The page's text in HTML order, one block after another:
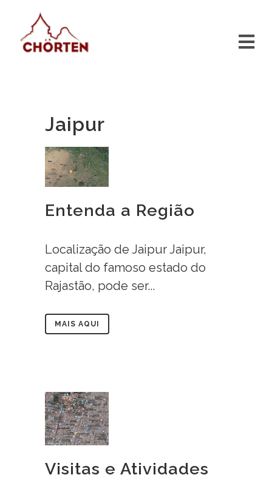
Jaipur
Entenda a Região
Localização de Jaipur Jaipur,
capital do famoso estado do
Rajastão, pode ser...
MAIS AQUI
Visitas e Atividades